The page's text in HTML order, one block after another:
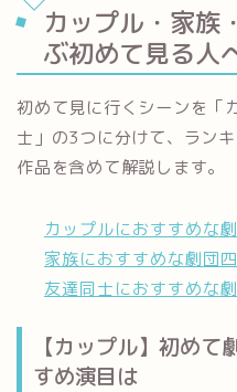
カップル・家
ぶ初めて見る人
初めて見に行くシーンを「
士」の3つに分けて、ラン
作品を含めて解説します。
カップルにおすすめな
家族におすすめな劇団
友達同士におすすめな
【カップル】初め
すめ演目は